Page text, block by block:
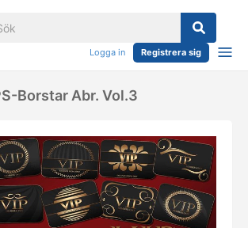
Logga in Registrera sig
Borstar Abr. Vol.3